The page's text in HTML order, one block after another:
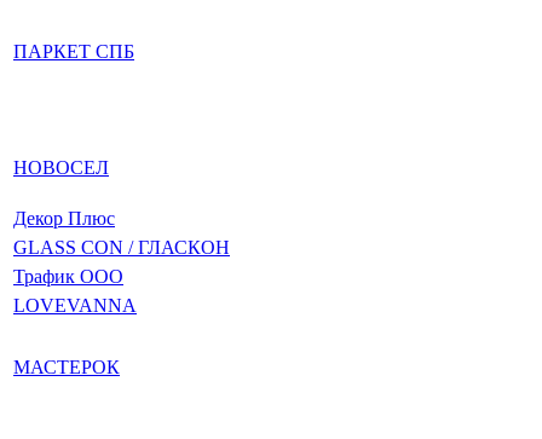
ПАРКЕТ СПБ
НОВОСЕЛ
Декор Плюс
GLASS CON / ГЛАСКОН
Трафик ООО
LOVEVANNA
МАСТЕРОК